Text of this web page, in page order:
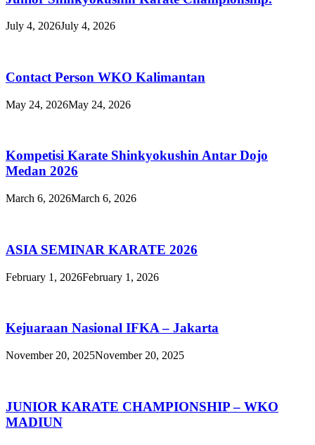
July 4, 2026July 4, 2026
Contact Person WKO Kalimantan
May 24, 2026May 24, 2026
Kompetisi Karate Shinkyokushin Antar Dojo
Medan 2026
March 6, 2026March 6, 2026
ASIA SEMINAR KARATE 2026
February 1, 2026February 1, 2026
Kejuaraan Nasional IFKA – Jakarta
November 20, 2025November 20, 2025
JUNIOR KARATE CHAMPIONSHIP – WKO
MADIUN